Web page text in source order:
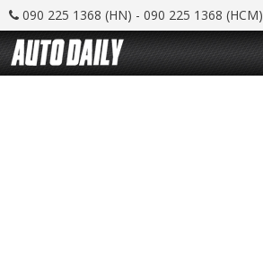
090 225 1368 (HN) - 090 225 1368 (HCM)